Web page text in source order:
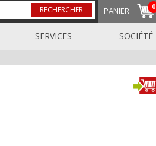
PANIER 0
RECHERCHER
SERVICES SOCIÉTÉ